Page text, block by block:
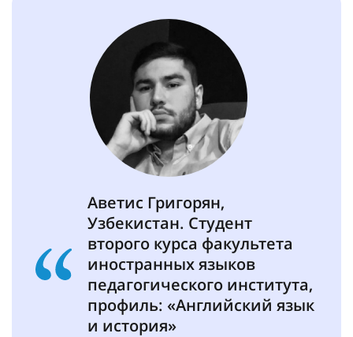
Аветис Григорян,
Узбекистан. Студент
второго курса факультета
иностранных языков
педагогического института,
профиль: «Английский язык
и история»